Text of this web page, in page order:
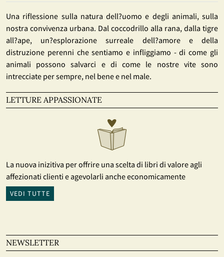
Una riflessione sulla natura dell?uomo e degli animali, sulla
nostra convivenza urbana. Dal coccodrillo alla rana, dalla tigre
all?ape, un?esplorazione surreale dell?amore e della
distruzione perenni che sentiamo e infliggiamo - di come gli
animali possono salvarci e di come le nostre vite sono
intrecciate per sempre, nel bene e nel male.
LETTURE APPASSIONATE
La nuova inizitiva per offrire una scelta di libri di valore agli
affezionati clienti e agevolarli anche economicamente
VEDI TUTTE
NEWSLETTER